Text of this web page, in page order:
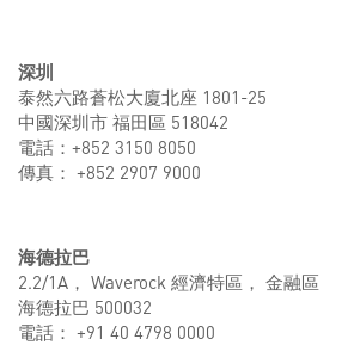
深圳
泰然六路蒼松大廈北座 1801-25
中國深圳市 福田區 518042
電話：+852 3150 8050
傳真： +852 2907 9000
海德拉巴
2.2/1A， Waverock 經濟特區， 金融區
海德拉巴 500032
電話： +91 40 4798 0000